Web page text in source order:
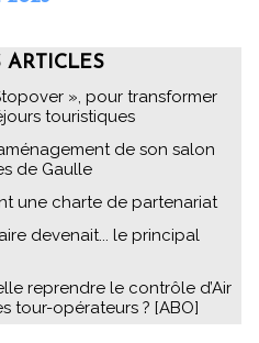
ARTICLES
», pour transformer
touristiques
de son salon
de Gaulle
une charte de partenariat
devenait... le principal
reprendre le contrôle d’Air
tour-opérateurs ? [ABO]